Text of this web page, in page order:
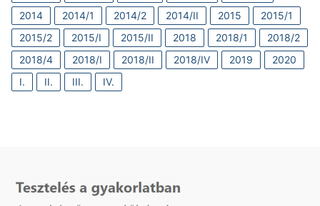
2014
2014/1 2014/2 2014/II 2015
2015/1
2015/2
2015/I 2015/II 2018 2018/1
2018/2
2018/4
2018/I 2018/II 2018/IV 2019
2020
I.
II. III. IV.